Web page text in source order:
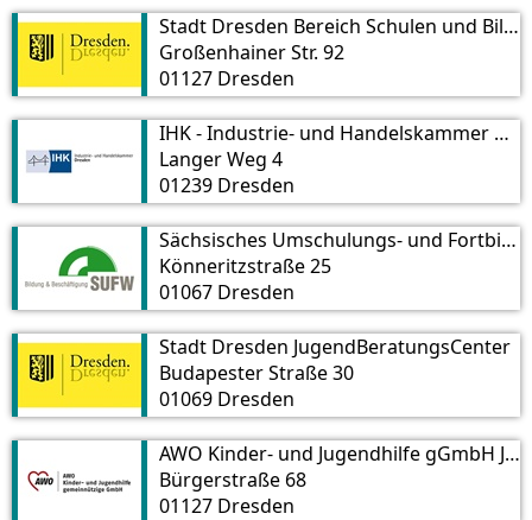
Stadt Dresden Bereich Schulen und Bildung
Großenhainer Str. 92
01127 Dresden
IHK - Industrie- und Handelskammer Dresden
Langer Weg 4
01239 Dresden
Sächsisches Umschulungs- und Fortbildungswerk Dresden
Könneritzstraße 25
01067 Dresden
Stadt Dresden JugendBeratungsCenter
Budapester Straße 30
01069 Dresden
AWO Kinder- und Jugendhilfe gGmbH JOBLADEN
Bürgerstraße 68
01127 Dresden